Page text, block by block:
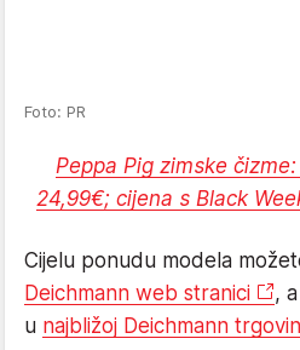
Foto: PR
Peppa Pig zimske
24,99€; cijena s Black
Cijelu ponudu modela
Deichmann web stranici
,
u najbližoj Deichmann